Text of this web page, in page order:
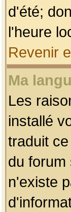
d'été;
l'heure
Revenir
Ma
Les
installé
traduit
du forum
n'existe